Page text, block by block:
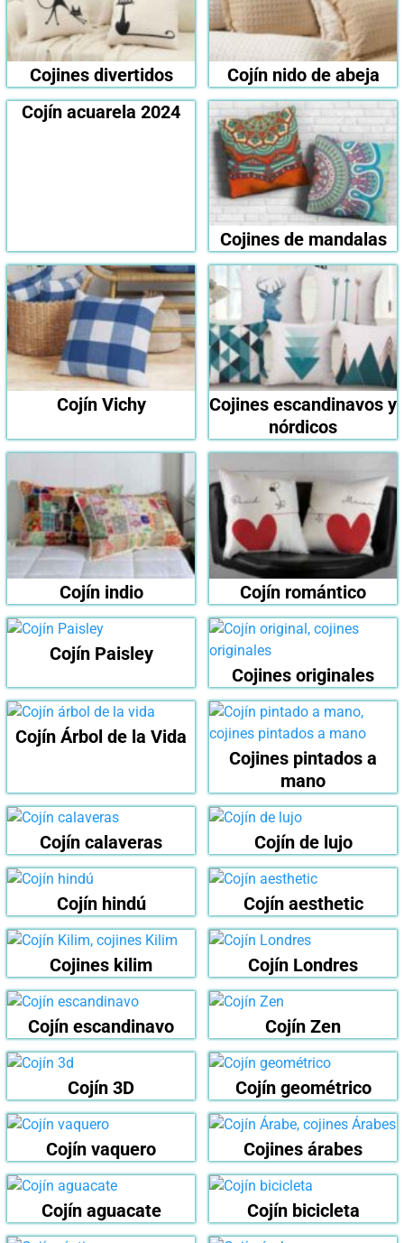
Cojines divertidos
Cojín nido de abeja
Cojín acuarela 2024
Cojines de mandalas
Cojín Vichy
Cojines escandinavos y
nórdicos
Cojín indio Cojín romántico
Cojín Paisley
Cojines originales
Cojín Árbol de la Vida
Cojines pintados a
mano
Cojín calaveras Cojín de lujo
Cojín hindú Cojín aesthetic
Cojines kilim Cojín Londres
Cojín escandinavo Cojín Zen
Cojín 3D Cojín geométrico
Cojín vaquero Cojines árabes
Cojín aguacate Cojín bicicleta